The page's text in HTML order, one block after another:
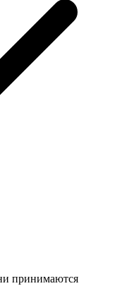
принимаются